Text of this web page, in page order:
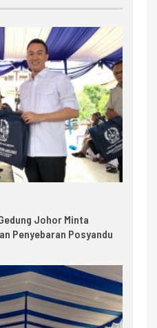
Johor Minta
Penyebaran Posyandu